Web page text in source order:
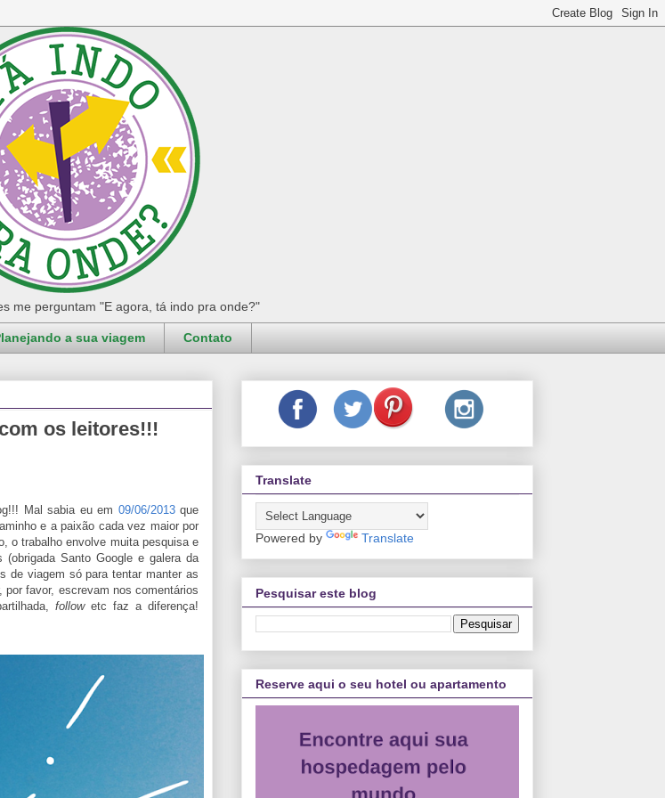
me perguntam "E agora, tá indo pra onde?"
a sua viagem Contato
os leitores!!!
Mal sabia eu em 09/06/2013que
e a paixão cada vez maior por
o trabalho envolve muita pesquisa e
Santo Google e galera da
de viagem só para tentar manter as
favor, escrevam nos comentários
followetc faz a diferença!
Translate
Powered by Translate
Pesquisar este blog
Reserve aqui o seu hotel ou apartamento